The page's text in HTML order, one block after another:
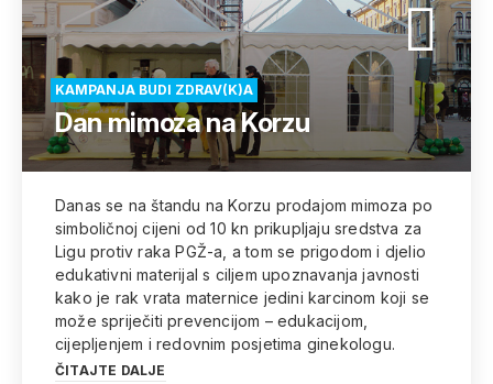
KAMPANJA BUDI ZDRAV(K)A
Dan mimoza na Korzu
Danas se na štandu na Korzu prodajom mimoza po
simboličnoj cijeni od 10 kn prikupljaju sredstva za
Ligu protiv raka PGŽ-a, a tom se prigodom i djelio
edukativni materijal s ciljem upoznavanja javnosti
kako je rak vrata maternice jedini karcinom koji se
može spriječiti prevencijom – edukacijom,
cijepljenjem i redovnim posjetima ginekologu.
ČITAJTE DALJE